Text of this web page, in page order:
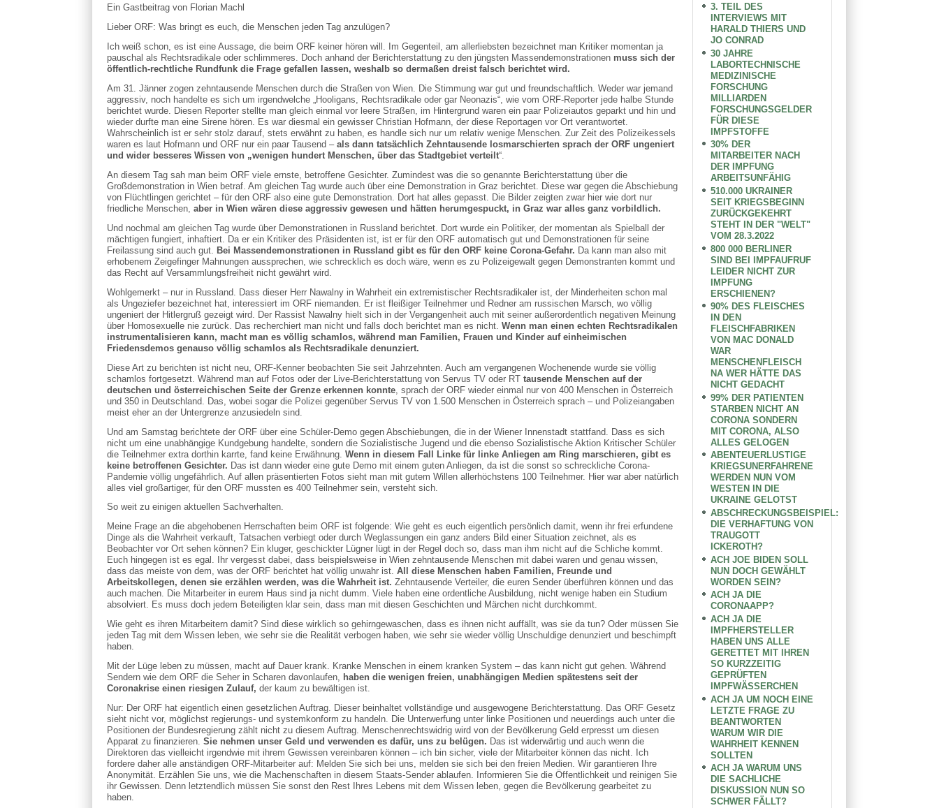
Ein Gastbeitrag von Florian Machl
Lieber ORF: Was bringt es euch, die Menschen jeden Tag anzulügen?
Ich weiß schon, es ist eine Aussage, die beim ORF keiner hören will. Im Gegenteil, am allerliebsten bezeichnet man Kritiker momentan ja
pauschal als Rechtsradikale oder schlimmeres. Doch anhand der Berichterstattung zu den jüngsten Massendemonstrationen muss sich der
öffentlich-rechtliche Rundfunk die Frage gefallen lassen, weshalb so dermaßen dreist falsch berichtet wird.
Am 31. Jänner zogen zehntausende Menschen durch die Straßen von Wien. Die Stimmung war gut und freundschaftlich. Weder war jemand
aggressiv, noch handelte es sich um irgendwelche „Hooligans, Rechtsradikale oder gar Neonazis“, wie vom ORF-Reporter jede halbe Stunde
berichtet wurde. Diesen Reporter stellte man gleich einmal vor leere Straßen, im Hintergrund waren ein paar Polizeiautos geparkt und hin und
wieder durfte man eine Sirene hören. Es war diesmal ein gewisser Christian Hofmann, der diese Reportagen vor Ort verantwortet.
Wahrscheinlich ist er sehr stolz darauf, stets erwähnt zu haben, es handle sich nur um relativ wenige Menschen. Zur Zeit des Polizeikessels
waren es laut Hofmann und ORF nur ein paar Tausend –als dann tatsächlich Zehntausende losmarschierten sprach der ORF ungeniert
und wider besseres Wissen von „wenigen hundert Menschen, über das Stadtgebiet verteilt“.
An diesem Tag sah man beim ORF viele ernste, betroffene Gesichter. Zumindest was die so genannte Berichterstattung über die
Großdemonstration in Wien betraf. Am gleichen Tag wurde auch über eine Demonstration in Graz berichtet. Diese war gegen die Abschiebung
von Flüchtlingen gerichtet – für den ORF also eine gute Demonstration. Dort hat alles gepasst. Die Bilder zeigten zwar hier wie dort nur
friedliche Menschen, aber in Wien wären diese aggressiv gewesen und hätten herumgespuckt, in Graz war alles ganz vorbildlich.
Und nochmal am gleichen Tag wurde über Demonstrationen in Russland berichtet. Dort wurde ein Politiker, der momentan als Spielball der
mächtigen fungiert, inhaftiert. Da er ein Kritiker des Präsidenten ist, ist er für den ORF automatisch gut und Demonstrationen für seine
Freilassung sind auch gut. Bei Massendemonstrationen in Russland gibt es für den ORF keine Corona-Gefahr. Da kann man also mit
erhobenem Zeigefinger Mahnungen aussprechen, wie schrecklich es doch wäre, wenn es zu Polizeigewalt gegen Demonstranten kommt und
das Recht auf Versammlungsfreiheit nicht gewährt wird.
Wohlgemerkt – nur in Russland. Dass dieser Herr Nawalny in Wahrheit ein extremistischer Rechtsradikaler ist, der Minderheiten schon mal
als Ungeziefer bezeichnet hat, interessiert im ORF niemanden. Er ist fleißiger Teilnehmer und Redner am russischen Marsch, wo völlig
ungeniert der Hitlergruß gezeigt wird. Der Rassist Nawalny hielt sich in der Vergangenheit auch mit seiner außerordentlich negativen Meinung
über Homosexuelle nie zurück. Das recherchiert man nicht und falls doch berichtet man es nicht. Wenn man einen echten Rechtsradikalen
instrumentalisieren kann, macht man es völlig schamlos, während man Familien, Frauen und Kinder auf einheimischen
Friedensdemos genauso völlig schamlos als Rechtsradikale denunziert.
Diese Art zu berichten ist nicht neu, ORF-Kenner beobachten Sie seit Jahrzehnten. Auch am vergangenen Wochenende wurde sie völlig
schamlos fortgesetzt. Während man auf Fotos oder der Live-Berichterstattung von Servus TV oder RT tausende Menschen auf der
deutschen und österreichischen Seite der Grenze erkennen konnte, sprach der ORF wieder einmal nur von 400 Menschen in Österreich
und 350 in Deutschland. Das, wobei sogar die Polizei gegenüber Servus TV von 1.500 Menschen in Österreich sprach – und Polizeiangaben
meist eher an der Untergrenze anzusiedeln sind.
Und am Samstag berichtete der ORF über eine Schüler-Demo gegen Abschiebungen, die in der Wiener Innenstadt stattfand. Dass es sich
nicht um eine unabhängige Kundgebung handelte, sondern die Sozialistische Jugend und die ebenso Sozialistische Aktion Kritischer Schüler
die Teilnehmer extra dorthin karrte, fand keine Erwähnung. Wenn in diesem Fall Linke für linke Anliegen am Ring marschieren, gibt es
keine betroffenen Gesichter. Das ist dann wieder eine gute Demo mit einem guten Anliegen, da ist die sonst so schreckliche Corona-
Pandemie völlig ungefährlich. Auf allen präsentierten Fotos sieht man mit gutem Willen allerhöchstens 100 Teilnehmer. Hier war aber natürlich
alles viel großartiger, für den ORF mussten es 400 Teilnehmer sein, versteht sich.
So weit zu einigen aktuellen Sachverhalten.
Meine Frage an die abgehobenen Herrschaften beim ORF ist folgende: Wie geht es euch eigentlich persönlich damit, wenn ihr frei erfundene
Dinge als die Wahrheit verkauft, Tatsachen verbiegt oder durch Weglassungen ein ganz anders Bild einer Situation zeichnet, als es
Beobachter vor Ort sehen können? Ein kluger, geschickter Lügner lügt in der Regel doch so, dass man ihm nicht auf die Schliche kommt.
Euch hingegen ist es egal. Ihr vergesst dabei, dass beispielsweise in Wien zehntausende Menschen mit dabei waren und genau wissen,
dass das meiste von dem, was der ORF berichtet hat völlig unwahr ist. All diese Menschen haben Familien, Freunde und
Arbeitskollegen, denen sie erzählen werden, was die Wahrheit ist. Zehntausende Verteiler, die euren Sender überführen können und das
auch machen. Die Mitarbeiter in eurem Haus sind ja nicht dumm. Viele haben eine ordentliche Ausbildung, nicht wenige haben ein Studium
absolviert. Es muss doch jedem Beteiligten klar sein, dass man mit diesen Geschichten und Märchen nicht durchkommt.
Wie geht es ihren Mitarbeitern damit? Sind diese wirklich so gehirngewaschen, dass es ihnen nicht auffällt, was sie da tun? Oder müssen Sie
jeden Tag mit dem Wissen leben, wie sehr sie die Realität verbogen haben, wie sehr sie wieder völlig Unschuldige denunziert und beschimpft
haben.
Mit der Lüge leben zu müssen, macht auf Dauer krank. Kranke Menschen in einem kranken System – das kann nicht gut gehen. Während
Sendern wie dem ORF die Seher in Scharen davonlaufen, haben die wenigen freien, unabhängigen Medien spätestens seit der
Coronakrise einen riesigen Zulauf, der kaum zu bewältigen ist.
Nur: Der ORF hat eigentlich einen gesetzlichen Auftrag. Dieser beinhaltet vollständige und ausgewogene Berichterstattung. Das ORF Gesetz
sieht nicht vor, möglichst regierungs- und systemkonform zu handeln. Die Unterwerfung unter linke Positionen und neuerdings auch unter die
Positionen der Bundesregierung zählt nicht zu diesem Auftrag. Menschenrechtswidrig wird von der Bevölkerung Geld erpresst um diesen
Apparat zu finanzieren. Sie nehmen unser Geld und verwenden es dafür, uns zu belügen. Das ist widerwärtig und auch wenn die
Direktoren das vielleicht irgendwie mit ihrem Gewissen vereinbaren können – ich bin sicher, viele der Mitarbeiter können das nicht. Ich
fordere daher alle anständigen ORF-Mitarbeiter auf: Melden Sie sich bei uns, melden sie sich bei den freien Medien. Wir garantieren Ihre
Anonymität. Erzählen Sie uns, wie die Machenschaften in diesem Staats-Sender ablaufen. Informieren Sie die Öffentlichkeit und reinigen Sie
ihr Gewissen. Denn letztendlich müssen Sie sonst den Rest Ihres Lebens mit dem Wissen leben, gegen die Bevölkerung gearbeitet zu
haben.
3. TEIL DES
INTERVIEWS MIT
HARALD THIERS UND
JO CONRAD
30 JAHRE
LABORTECHNISCHE
MEDIZINISCHE
FORSCHUNG
MILLIARDEN
FORSCHUNGSGELDER
FÜR DIESE
IMPFSTOFFE
30% DER
MITARBEITER NACH
DER IMPFUNG
ARBEITSUNFÄHIG
510.000 UKRAINER
SEIT KRIEGSBEGINN
ZURÜCKGEKEHRT
STEHT IN DER "WELT"
VOM 28.3.2022
800 000 BERLINER
SIND BEI IMPFAUFRUF
LEIDER NICHT ZUR
IMPFUNG
ERSCHIENEN?
90% DES FLEISCHES
IN DEN
FLEISCHFABRIKEN
VON MAC DONALD
WAR
MENSCHENFLEISCH
NA WER HÄTTE DAS
NICHT GEDACHT
99% DER PATIENTEN
STARBEN NICHT AN
CORONA SONDERN
MIT CORONA, ALSO
ALLES GELOGEN
ABENTEUERLUSTIGE
KRIEGSUNERFAHRENE
WERDEN NUN VOM
WESTEN IN DIE
UKRAINE GELOTST
ABSCHRECKUNGSBEISPIEL:
DIE VERHAFTUNG VON
TRAUGOTT
ICKEROTH?
ACH JOE BIDEN SOLL
NUN DOCH GEWÄHLT
WORDEN SEIN?
ACH JA DIE
CORONAAPP?
ACH JA DIE
IMPFHERSTELLER
HABEN UNS ALLE
GERETTET MIT IHREN
SO KURZZEITIG
GEPRÜFTEN
IMPFWÄSSERCHEN
ACH JA UM NOCH EINE
LETZTE FRAGE ZU
BEANTWORTEN
WARUM WIR DIE
WAHRHEIT KENNEN
SOLLTEN
ACH JA WARUM UNS
DIE SACHLICHE
DISKUSSION NUN SO
SCHWER FÄLLT?